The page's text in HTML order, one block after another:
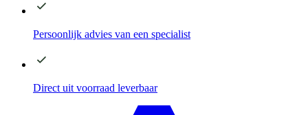
Persoonlijk advies van een specialist
Direct uit voorraad leverbaar